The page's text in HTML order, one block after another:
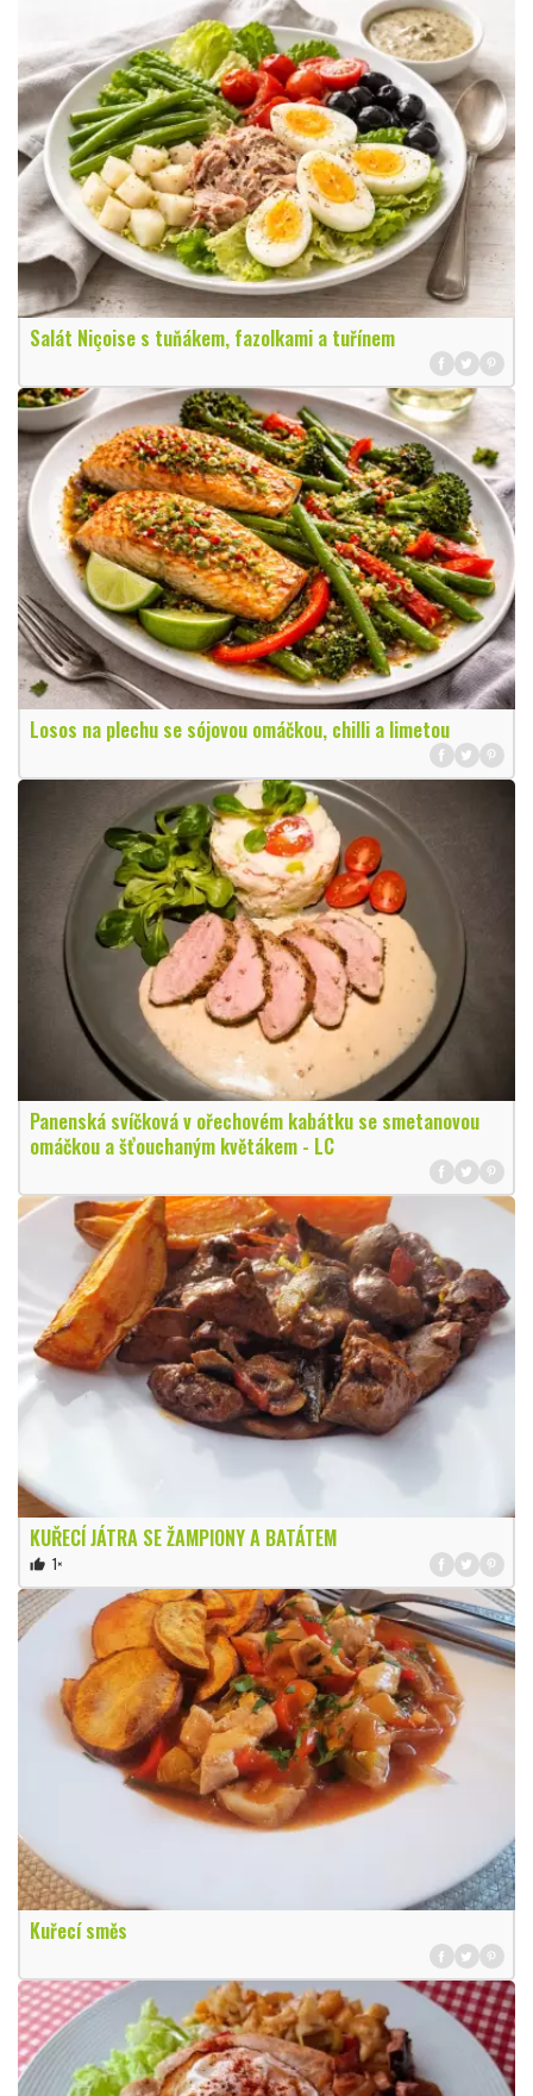
Salát Niçoise s tuňákem, fazolkami a tuřínem
Losos na plechu se sójovou omáčkou, chilli a limetou
Panenská svíčková v ořechovém kabátku se smetanovou
omáčkou a šťouchaným květákem - LC
KUŘECÍ JÁTRA SE ŽAMPIONY A BATÁTEM
thumb_up 1×
Kuřecí směs